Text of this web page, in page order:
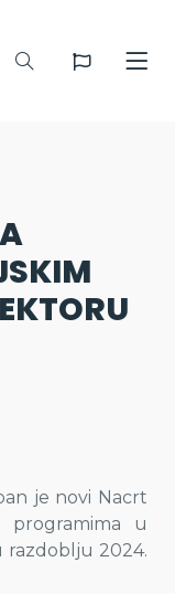
je novi Nacrt
programima u
razdoblju 2024.